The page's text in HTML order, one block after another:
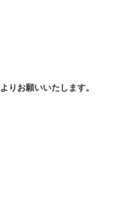
りお願いいたします。